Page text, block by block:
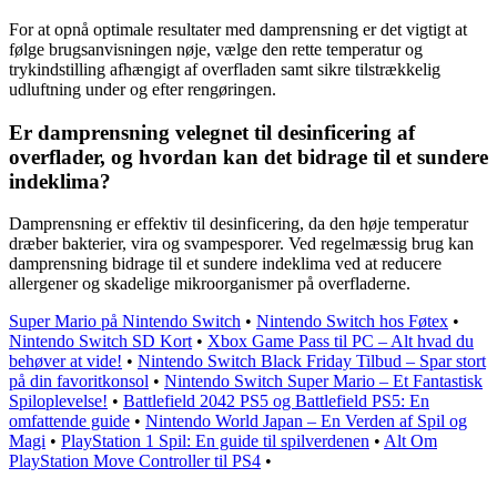
For at opnå optimale resultater med damprensning er det vigtigt at
følge brugsanvisningen nøje, vælge den rette temperatur og
trykindstilling afhængigt af overfladen samt sikre tilstrækkelig
udluftning under og efter rengøringen.
Er damprensning velegnet til desinficering af
overflader, og hvordan kan det bidrage til et sundere
indeklima?
Damprensning er effektiv til desinficering, da den høje temperatur
dræber bakterier, vira og svampesporer. Ved regelmæssig brug kan
damprensning bidrage til et sundere indeklima ved at reducere
allergener og skadelige mikroorganismer på overfladerne.
Super Mario på Nintendo Switch • Nintendo Switch hos Føtex •
Nintendo Switch SD Kort • Xbox Game Pass til PC – Alt hvad du
behøver at vide! • Nintendo Switch Black Friday Tilbud – Spar stort
på din favoritkonsol • Nintendo Switch Super Mario – Et Fantastisk
Spiloplevelse! • Battlefield 2042 PS5 og Battlefield PS5: En
omfattende guide • Nintendo World Japan – En Verden af Spil og
Magi • PlayStation 1 Spil: En guide til spilverdenen • Alt Om
PlayStation Move Controller til PS4 •